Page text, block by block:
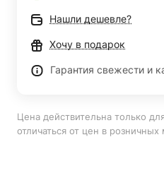
Нашли дешевле?
Хочу в подарок
Гарантия свежести и
Цена действительна только
отличаться от цен в розничных